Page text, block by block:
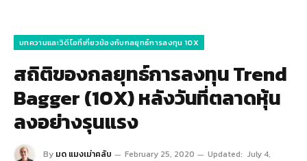
บทความและวิดีโอที่เกี่ยวข้องกับกลยุทธ์การลงทุน 10X
สถิติของกลยุทธ์การลงทุน Trend
Bagger (10X) หลังวันที่ตลาดหุ้น
ลงอย่างรุนแรง
By มด แมงเม่าคลับ February 25, 2020 Updated: July 4,